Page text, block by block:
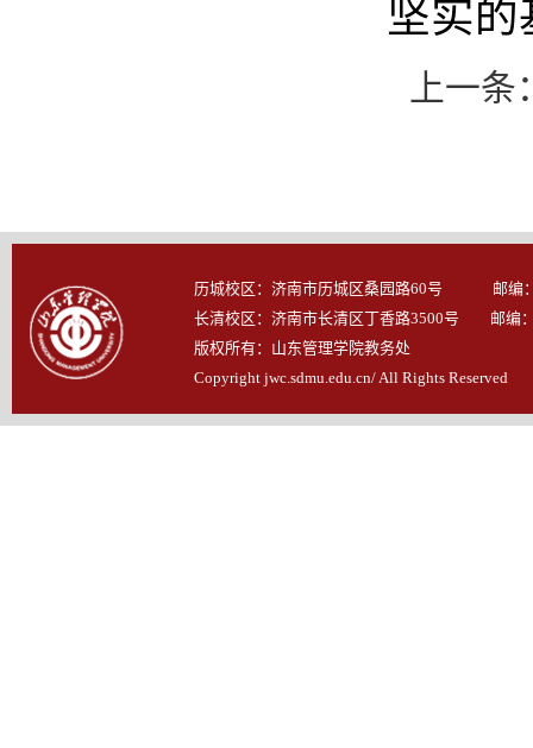
坚实的
上一条
历城校区：济南市历城区桑园路60号 邮编
长清校区：济南市长清区丁香路3500号 邮编
版权所有：山东管理学院教务处
Copyright jwc.sdmu.edu.cn/ All Rights Reserved